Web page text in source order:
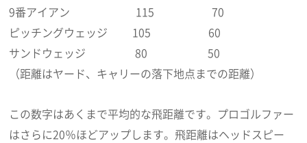
9番アイアン 115 70
ピッチングウェッジ 105 60
サンドウェッジ 80 50
（距離はヤード、キャリーの落下地点までの距離）
この数字はあくまで平均的な飛距離です。プロゴルファー
はさらに20％ほどアップします。飛距離はヘッドスピー